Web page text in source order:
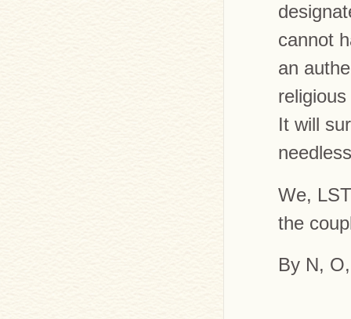
cannot
an
It will
We,
the
By N,